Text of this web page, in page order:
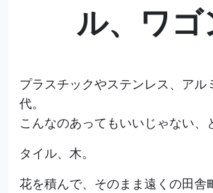
ル、ワゴ
プラスチックやステンレス、アル
代。
こんなのあってもいいじゃない、
タイル、木。
花を積んで、そのまま遠くの田舎